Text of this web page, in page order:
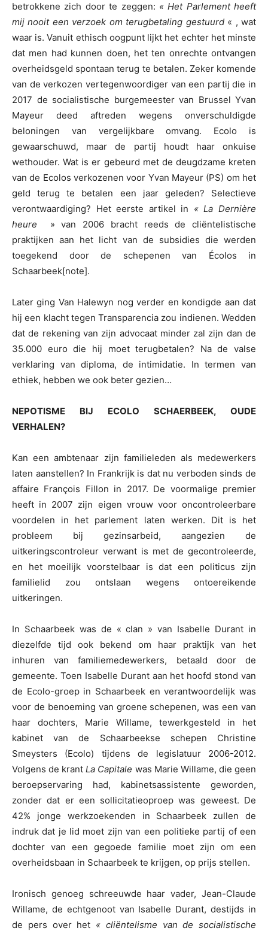
betrokkene zich door te zeggen: « Het Parlement heeft
mij nooit een verzoek om terugbetaling gestuurd « , wat
waar is. Vanuit ethisch oogpunt lijkt het echter het minste
dat men had kunnen doen, het ten onrechte ontvangen
overheidsgeld spontaan terug te betalen. Zeker komende
van de verkozen vertegenwoordiger van een partij die in
2017 de socialistische burgemeester van Brussel Yvan
Mayeur deed aftreden wegens onverschuldigde
beloningen van vergelijkbare omvang. Ecolo is
gewaarschuwd, maar de partij houdt haar onkuise
wethouder. Wat is er gebeurd met de deugdzame kreten
van de Ecolos verkozenen voor Yvan Mayeur (PS) om het
geld terug te betalen een jaar geleden? Selectieve
verontwaardiging? Het eerste artikel in « La Dernière
heure
» van 2006 bracht reeds de cliëntelistische
praktijken aan het licht van de subsidies die werden
toegekend door de schepenen van Écolos in
Schaarbeek[note].
Later ging Van Halewyn nog verder en kondigde aan dat
hij een klacht tegen Transparencia zou indienen. Wedden
dat de rekening van zijn advocaat minder zal zijn dan de
35.000 euro die hij moet terugbetalen? Na de valse
verklaring van diploma, de intimidatie. In termen van
ethiek, hebben we ook beter gezien…
NEPOTISME BIJ ECOLO SCHAERBEEK, OUDE
VERHALEN?
Kan een ambtenaar zijn familieleden als medewerkers
laten aanstellen? In Frankrijk is dat nu verboden sinds de
affaire François Fillon in 2017. De voormalige premier
heeft in 2007 zijn eigen vrouw voor oncontroleerbare
voordelen in het parlement laten werken. Dit is het
probleem bij gezinsarbeid, aangezien de
uitkeringscontroleur verwant is met de gecontroleerde,
en het moeilijk voorstelbaar is dat een politicus zijn
familielid zou ontslaan wegens ontoereikende
uitkeringen.
In Schaarbeek was de « clan » van Isabelle Durant in
diezelfde tijd ook bekend om haar praktijk van het
inhuren van familiemedewerkers, betaald door de
gemeente. Toen Isabelle Durant aan het hoofd stond van
de Ecolo-groep in Schaarbeek en verantwoordelijk was
voor de benoeming van groene schepenen, was een van
haar dochters, Marie Willame, tewerkgesteld in het
kabinet van de Schaarbeekse schepen Christine
Smeysters (Ecolo) tijdens de legislatuur 2006-2012.
Volgens de krantLa Capitale was Marie Willame, die geen
beroepservaring had, kabinetsassistente geworden,
zonder dat er een sollicitatieoproep was geweest. De
42% jonge werkzoekenden in Schaarbeek zullen de
indruk dat je lid moet zijn van een politieke partij of een
dochter van een gegoede familie moet zijn om een
overheidsbaan in Schaarbeek te krijgen, op prijs stellen.
Ironisch genoeg schreeuwde haar vader, Jean-Claude
Willame, de echtgenoot van Isabelle Durant, destijds in
de pers over het « cliëntelisme van de socialistische